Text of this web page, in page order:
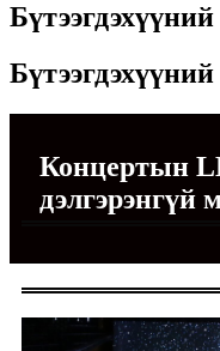
Концертын
дэлгэрэнгүй